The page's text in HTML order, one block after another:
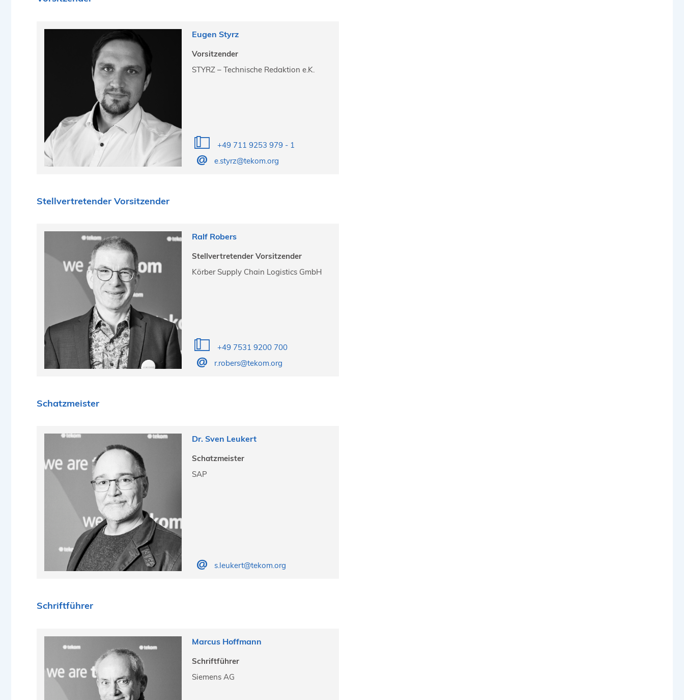
Eugen Styrz
Vorsitzender
STYRZ – Technische Redaktion e.K.
+49 711 9253 979 - 1
e.styrz@tekom.org
Stellvertretender Vorsitzender
Ralf Robers
Stellvertretender Vorsitzender
Körber Supply Chain Logistics GmbH
+49 7531 9200 700
r.robers@tekom.org
Schatzmeister
Dr. Sven Leukert
Schatzmeister
SAP
s.leukert@tekom.org
Schriftführer
Marcus Hoffmann
Schriftführer
Siemens AG